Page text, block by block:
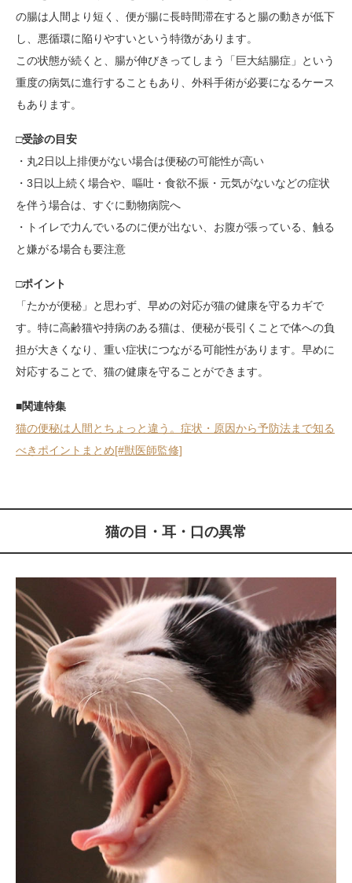
の腸は人間より短く、便が腸に長時間滞在すると腸の動きが低下
し、悪循環に陥りやすいという特徴があります。
この状態が続くと、腸が伸びきってしまう「巨大結腸症」という
重度の病気に進行することもあり、外科手術が必要になるケース
もあります。
□受診の目安
・丸2日以上排便がない場合は便秘の可能性が高い
・3日以上続く場合や、嘔吐・食欲不振・元気がないなどの症状
を伴う場合は、すぐに動物病院へ
・トイレで力んでいるのに便が出ない、お腹が張っている、触る
と嫌がる場合も要注意
□ポイント
「たかが便秘」と思わず、早めの対応が猫の健康を守るカギで
す。特に高齢猫や持病のある猫は、便秘が長引くことで体への負
担が大きくなり、重い症状につながる可能性があります。早めに
対応することで、猫の健康を守ることができます。
■関連特集
猫の便秘は人間とちょっと違う。症状・原因から予防法まで知る
べきポイントまとめ[#獣医師監修]
猫の目・耳・口の異常